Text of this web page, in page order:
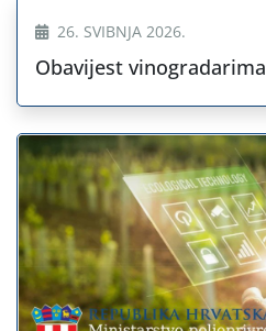
26. SVIBNJA 2026.
Obavijest vinogradarima